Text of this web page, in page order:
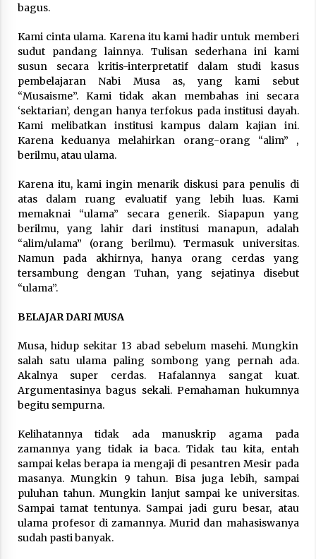
bagus.
Kami cinta ulama. Karena itu kami hadir untuk memberi
sudut pandang lainnya. Tulisan sederhana ini kami
susun secara kritis-interpretatif dalam studi kasus
pembelajaran Nabi Musa as, yang kami sebut
“Musaisme”. Kami tidak akan membahas ini secara
‘sektarian’, dengan hanya terfokus pada institusi dayah.
Kami melibatkan institusi kampus dalam kajian ini.
Karena keduanya melahirkan orang-orang “alim” ,
berilmu, atau ulama.
Karena itu, kami ingin menarik diskusi para penulis di
atas dalam ruang evaluatif yang lebih luas. Kami
memaknai “ulama” secara generik. Siapapun yang
berilmu, yang lahir dari institusi manapun, adalah
“alim/ulama” (orang berilmu). Termasuk universitas.
Namun pada akhirnya, hanya orang cerdas yang
tersambung dengan Tuhan, yang sejatinya disebut
“ulama”.
BELAJAR DARI MUSA
Musa, hidup sekitar 13 abad sebelum masehi. Mungkin
salah satu ulama paling sombong yang pernah ada.
Akalnya super cerdas. Hafalannya sangat kuat.
Argumentasinya bagus sekali. Pemahaman hukumnya
begitu sempurna.
Kelihatannya tidak ada manuskrip agama pada
zamannya yang tidak ia baca. Tidak tau kita, entah
sampai kelas berapa ia mengaji di pesantren Mesir pada
masanya. Mungkin 9 tahun. Bisa juga lebih, sampai
puluhan tahun. Mungkin lanjut sampai ke universitas.
Sampai tamat tentunya. Sampai jadi guru besar, atau
ulama profesor di zamannya. Murid dan mahasiswanya
sudah pasti banyak.